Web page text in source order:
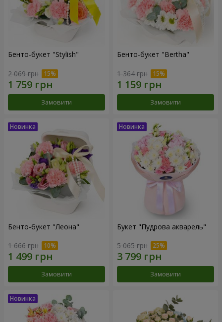
Бенто-букет "Stylish"
2 069 грн
Замовити
Бенто-букет "Bertha"
1 364 грн
Замовити
Бенто-букет "Леона"
1 666 грн
Замовити
Букет "Пудрова акварель"
5 065 грн
Замовити